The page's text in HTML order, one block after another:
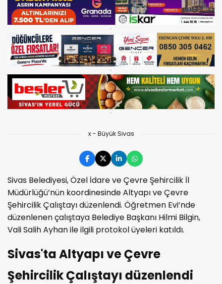
x - Büyük Sivas
Sivas Belediyesi, Özel İdare ve Çevre Şehircilik İl
Müdürlüğü’nün koordinesinde Altyapı ve Çevre
Şehircilik Çalıştayı düzenlendi. Öğretmen Evi’nde
düzenlenen çalıştaya Belediye Başkanı Hilmi Bilgin,
Vali Salih Ayhan ile ilgili protokol üyeleri katıldı.
Sivas'ta Altyapı ve Çevre
Şehircilik Çalıştayı düzenlendi